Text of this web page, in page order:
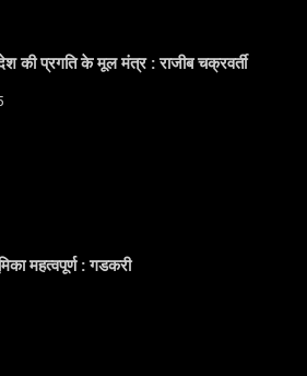
की प्रगति के मूल मंत्र : राजीब चक्रवर्ती
महत्वपूर्ण : गडकरी